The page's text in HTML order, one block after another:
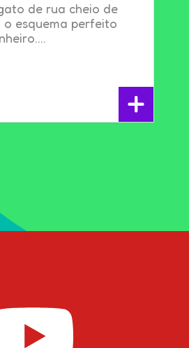
de rua cheio de
o esquema perfeito
+